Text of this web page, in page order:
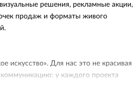
решения, рекламные акции,
продаж и форматы живого
искусство». Для нас это не красивая
у каждого проекта